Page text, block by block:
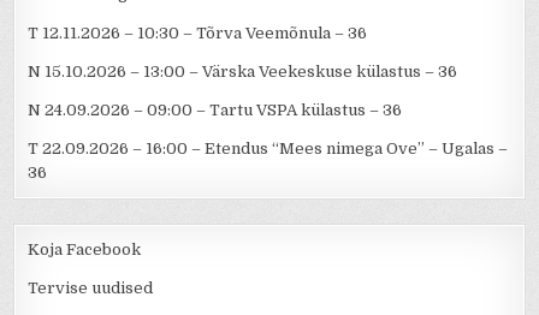
T 12.11.2026 – 10:30 – Tõrva Veemõnula – 36
N 15.10.2026 – 13:00 – Värska Veekeskuse külastus – 36
N 24.09.2026 – 09:00 – Tartu VSPA külastus – 36
T 22.09.2026 – 16:00 – Etendus “Mees nimega Ove” – Ugalas –
36
Koja Facebook
Tervise uudised